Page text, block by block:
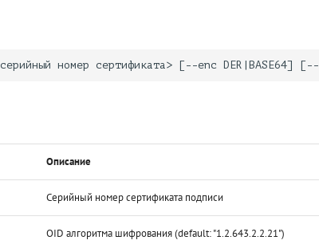
Описание
Серийный номер сертификата подписи
OID алгоритма шифрования (default: "1.2.643.2.2.21")